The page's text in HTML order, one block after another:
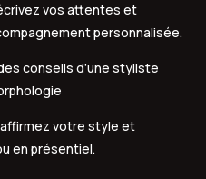
vos attentes et
personnalisée.
conseils d’une styliste
votre style et
en présentiel.